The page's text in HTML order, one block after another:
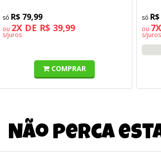
R$ 79,99
ou 2X DE R$ 39,99
s/juros
COMPRAR
ou
s/juros
Não perca